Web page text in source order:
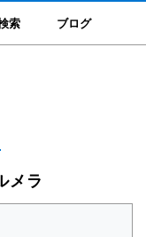
索 ブログ
メラ